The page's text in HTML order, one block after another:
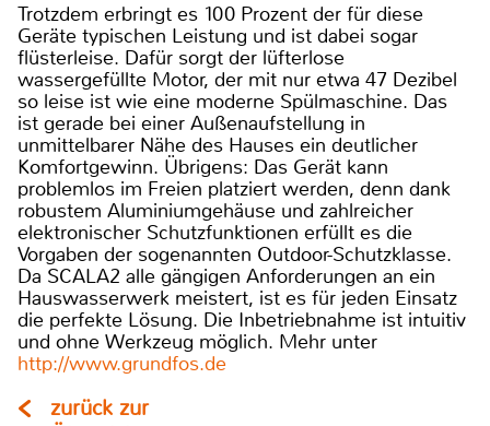
Trotzdem erbringt es 100 Prozent der für diese
Geräte typischen Leistung und ist dabei sogar
flüsterleise. Dafür sorgt der lüfterlose
wassergefüllte Motor, der mit nur etwa 47 Dezibel
so leise ist wie eine moderne Spülmaschine. Das
ist gerade bei einer Außenaufstellung in
unmittelbarer Nähe des Hauses ein deutlicher
Komfortgewinn. Übrigens: Das Gerät kann
problemlos im Freien platziert werden, denn dank
robustem Aluminiumgehäuse und zahlreicher
elektronischer Schutzfunktionen erfüllt es die
Vorgaben der sogenannten Outdoor-Schutzklasse.
Da SCALA2 alle gängigen Anforderungen an ein
Hauswasserwerk meistert, ist es für jeden Einsatz
die perfekte Lösung. Die Inbetriebnahme ist intuitiv
und ohne Werkzeug möglich. Mehr unter
http://www.grundfos.de
zurück zur